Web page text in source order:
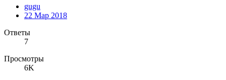
gugu
22 Мар 2018
Ответы
7
Просмотры
6K